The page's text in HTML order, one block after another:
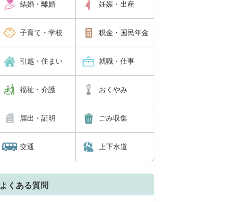
結婚・離婚 妊娠・出産
子育て・学校 税金・国民年金
引越・住まい 就職・仕事
福祉・介護 おくやみ
届出・証明 ごみ収集
交通 上下水道
よくある質問